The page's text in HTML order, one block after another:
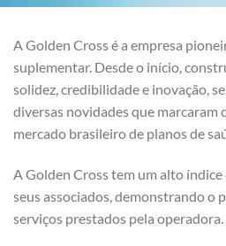
A Golden Cross é a empresa
suplementar. Desde o início,
solidez, credibilidade e inovação,
diversas novidades que marcaram
mercado brasileiro de planos de
A Golden Cross tem um alto
seus associados, demonstrando o
serviços prestados pela operadora.